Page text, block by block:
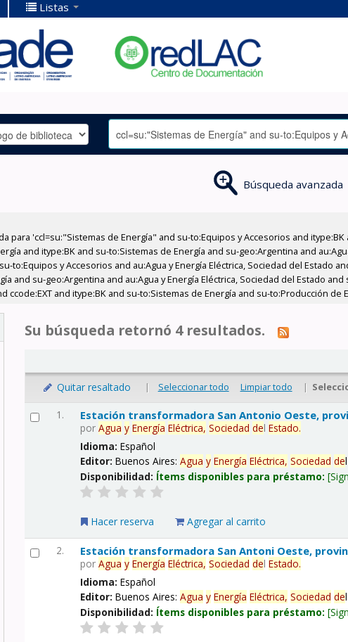
Listas
Búsqueda avanzada
para 'ccl=su:"Sistemas de Energía" and su-to:Equipos y Accesorios and itype:BK
and itype:BK and su-to:Sistemas de Energía and su-geo:Argentina and
to:Equipos y Accesorios and au:Agua y Energía Eléctrica, Sociedad del Estado
and su-geo:Argentina and au:Agua y Energía Eléctrica, Sociedad del Estado
ccode:EXT and itype:BK and su-to:Sistemas de Energía and su-to:Producción
Su búsqueda retornó 4 resultados.
Quitar resaltado | Seleccionar todo Limpiar todo |
1. Estación transformadora San Antonio Oeste,
porAgua y Energía Eléctrica, Sociedad delEstado.
Idioma:Español
Editor:Buenos Aires:Agua y Energía Eléctrica, Sociedad de
Disponibilidad: Ítems disponibles para préstamo:
Hacer reserva Agregar al carrito
2. Estación transformadora San Antoni Oeste,
porAgua y Energía Eléctrica, Sociedad delEstado.
Idioma:Español
Editor:Buenos Aires:Agua y Energía Eléctrica, Sociedad de
Disponibilidad: Ítems disponibles para préstamo: